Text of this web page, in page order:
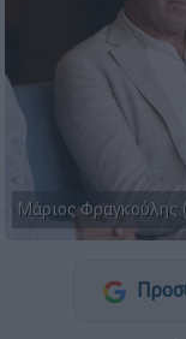
Μάριος Φραγκούλης